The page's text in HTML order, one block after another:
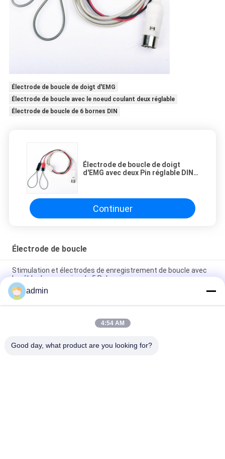
Électrode de boucle de doigt d'EMG
Électrode de boucle avec le noeud coulant deux réglable
Électrode de boucle de 6 bornes DIN
Électrode de boucle de doigt
d'EMG avec deux Pin réglable DIN
Continuer
Électrode de boucle
Stimulation et électrodes de enregistrement de boucle avec
le câble de connexion de 5 Polonais
L'EMG a stimulé le doigt fait une boucle l'électrode avec le
câble de connexion de 4 Polonais
L'EMG a stimulé des boucles de doigt tordues avec 2 ressorts
admin
4:54 AM
Good day, what product are you looking for?